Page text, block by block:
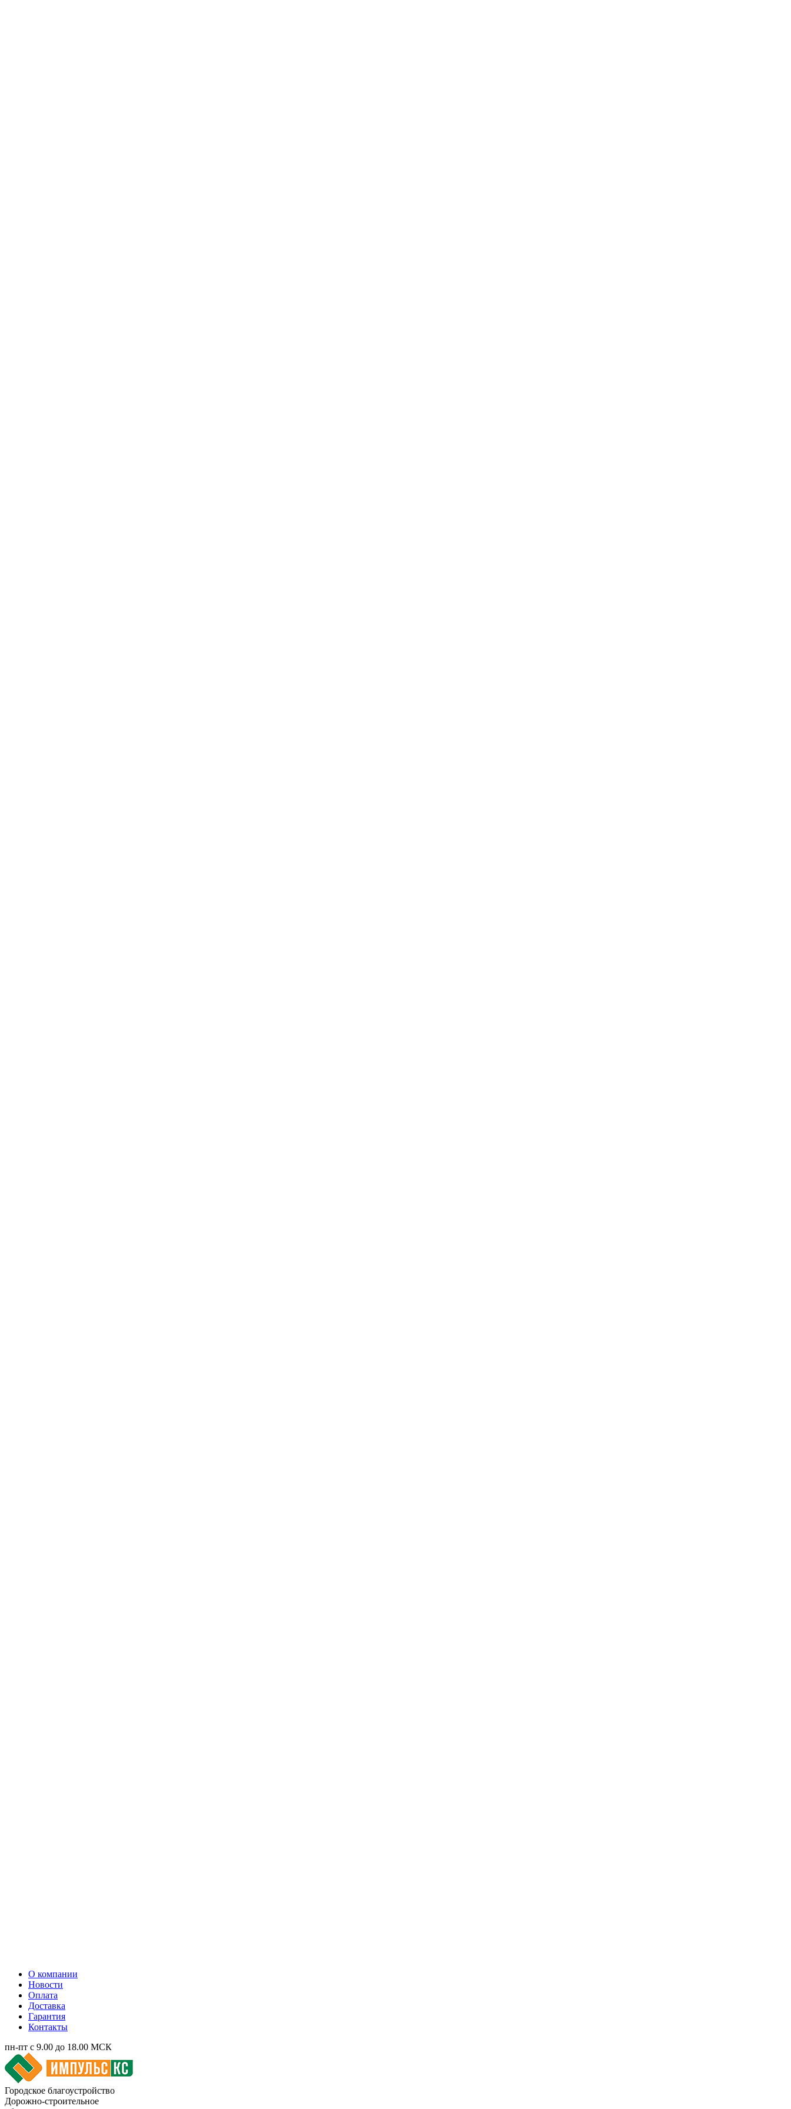
О компании
Новости
Оплата
Доставка
Гарантия
Контакты
пн-пт с 9.00 до 18.00 МСК
Городское благоустройство
Дорожно-строительное